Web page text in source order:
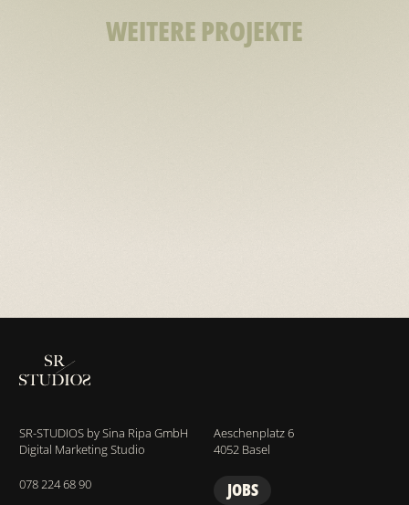
WEITERE PROJEKTE
SR-STUDIOS by Sina Ripa GmbH
Digital Marketing Studio
Aeschenplatz 6
4052 Basel
078 224 68 90 JOBS